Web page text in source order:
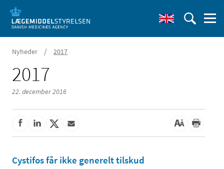
Nyheder / 2017
2017
22. december 2016
Cystifos får ikke generelt tilskud